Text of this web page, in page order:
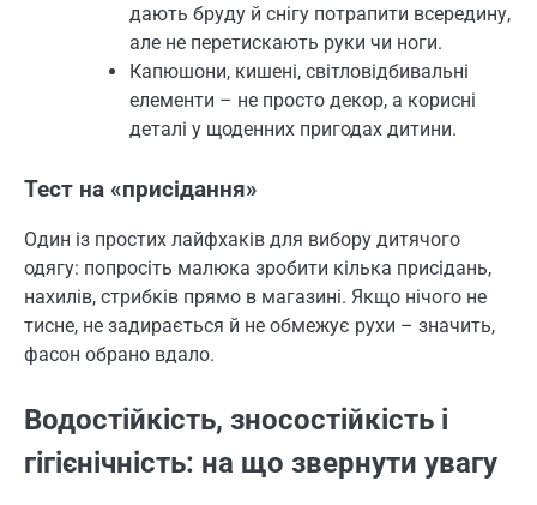
дають бруду й снігу потрапити всередину,
але не перетискають руки чи ноги.
Капюшони, кишені, світловідбивальні
елементи – не просто декор, а корисні
деталі у щоденних пригодах дитини.
Тест на «присідання»
Один із простих лайфхаків для вибору дитячого
одягу: попросіть малюка зробити кілька присідань,
нахилів, стрибків прямо в магазині. Якщо нічого не
тисне, не задирається й не обмежує рухи – значить,
фасон обрано вдало.
Водостійкість, зносостійкість і
гігієнічність: на що звернути увагу